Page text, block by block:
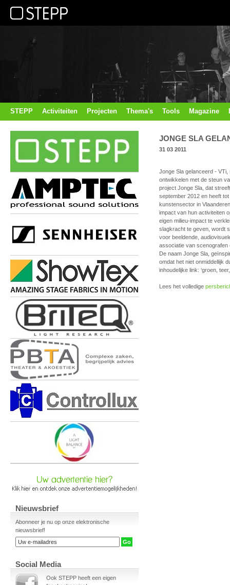
STEPP Activiteiten Projecten Thema's Tools Magazine
Nieuwsbrief
Abonneer je nu op onze elektronische
nieuwsbrief!
Social Media
Ook STEPP heeft een eigen
JONGE SLA
31 03 2011
Jonge Sla gelanceerd -
ontwikkelen met de steun
project Jonge Sla, dat
september 2012 en heeft
kunstensector in
impact van hun activiteiten
eigen milieu-impact te
slagkracht te geven, wordt
voor beeldende,
associatie van scenografen
De naam Jonge Sla,
omdat het niet onmiddellijk
inhoudelijke link: ‘groen,
Lees het volledige